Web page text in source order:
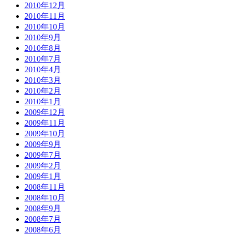
2010年12月
2010年11月
2010年10月
2010年9月
2010年8月
2010年7月
2010年4月
2010年3月
2010年2月
2010年1月
2009年12月
2009年11月
2009年10月
2009年9月
2009年7月
2009年2月
2009年1月
2008年11月
2008年10月
2008年9月
2008年7月
2008年6月